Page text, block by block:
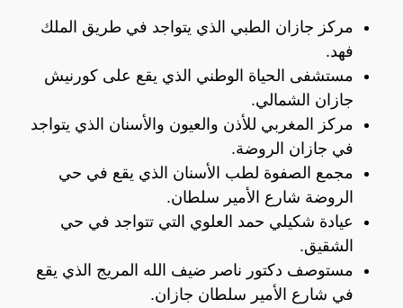
مركز جازان الطبي الذي يتواجد في طريق الملك
فهد.
مستشفى الحياة الوطني الذي يقع على كورنيش
جازان الشمالي.
مركز المغربي للأذن والعيون والأسنان الذي يتواجد
في جازان الروضة.
مجمع الصفوة لطب الأسنان الذي يقع في حي
الروضة شارع الأمير سلطان.
عيادة شكيلي حمد العلوي التي تتواجد في حي
الشقيق.
مستوصف دكتور ناصر ضيف الله المريج الذي يقع
في شارع الأمير سلطان جازان.